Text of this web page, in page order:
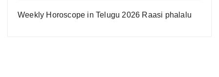
Weekly Horoscope in Telugu 2026 Raasi phalalu